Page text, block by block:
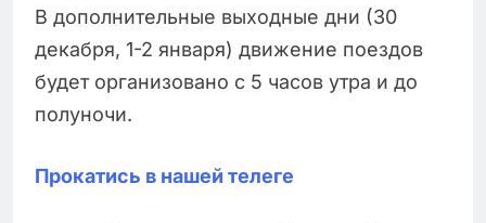
В дополнительные выходные дни (30
декабря, 1-2 января) движение поездов
будет организовано с 5 часов утра и до
полуночи.
Прокатись в нашей телеге